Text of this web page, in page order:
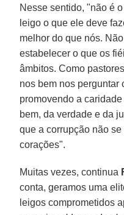
Nesse sentido, "não é
leigo o que ele deve
melhor do que nós.
estabelecer o que os
âmbitos. Como
nos bem nos perguntar
promovendo a
bem, da verdade e da
que a corrupção não
corações".
Muitas vezes, continua
conta, geramos uma
leigos comprometidos